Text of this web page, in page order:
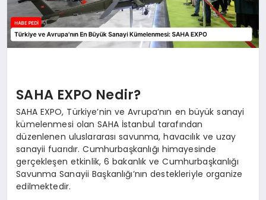
TEKNOLOJI
SAHA EXPO Nedir?
SAHA EXPO, Türkiye’nin ve Avrupa’nın en büyük sanayi
kümelenmesi olan SAHA İstanbul tarafından
düzenlenen uluslararası savunma, havacılık ve uzay
sanayii fuarıdır. Cumhurbaşkanlığı himayesinde
gerçekleşen etkinlik, 6 bakanlık ve Cumhurbaşkanlığı
Savunma Sanayii Başkanlığı’nın destekleriyle organize
edilmektedir.